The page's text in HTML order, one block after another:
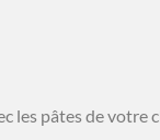
les pâtes de votre